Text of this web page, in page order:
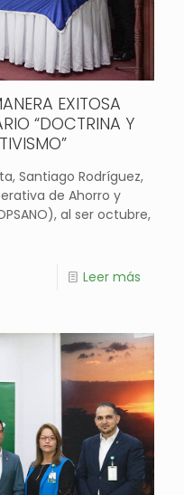
EXITOSA
“DOCTRINA Y
Santiago Rodríguez,
de Ahorro y
al ser octubre,
Leer más